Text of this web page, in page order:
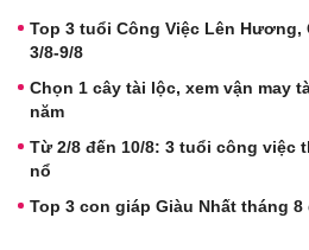
Top 3 tuổi Công Việc Lên
3/8-9/8
Chọn 1 cây tài lộc, xem vận may
năm
Từ 2/8 đến 10/8: 3 tuổi công việc
nổ
Top 3 con giáp Giàu Nhất tháng